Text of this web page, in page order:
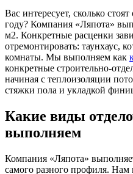
Вас интересует, сколько
году? Компания «Ляпота»
м2. Конкретные расценки
отремонтировать: таунхаус,
комнаты. Мы выполняем как
конкретные строительно-
начиная с теплоизоляции
стяжки пола и укладкой
Какие виды
выполняем
Компания «Ляпота»
самого разного профиля. Нам